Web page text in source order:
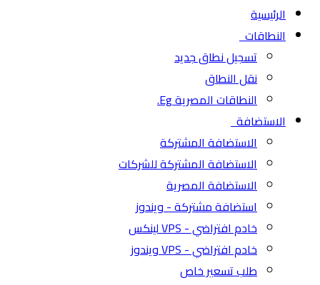
الرئيسية
النطاقات
تسجيل نطاق جديد
نقل النطاق
النطاقات المصرية Eg.
الاستضافة
الاستضافة المشتركة
الاستضافة المشتركة للشركات
الاستضافة المصرية
استضافة مشتركة - ويندوز
خادم افتراضي - VPS لينكس
خادم افتراضي - VPS ويندوز
طلب تسعير خاص